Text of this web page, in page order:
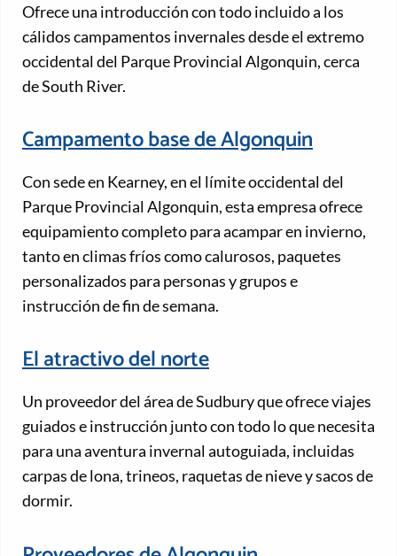
Ofrece una introducción con todo incluido a los
cálidos campamentos invernales desde el extremo
occidental del Parque Provincial Algonquin, cerca
de South River.
Campamento base de Algonquin
Con sede en Kearney, en el límite occidental del
Parque Provincial Algonquin, esta empresa ofrece
equipamiento completo para acampar en invierno,
tanto en climas fríos como calurosos, paquetes
personalizados para personas y grupos e
instrucción de fin de semana.
El atractivo del norte
Un proveedor del área de Sudbury que ofrece viajes
guiados e instrucción junto con todo lo que necesita
para una aventura invernal autoguiada, incluidas
carpas de lona, trineos, raquetas de nieve y sacos de
dormir.